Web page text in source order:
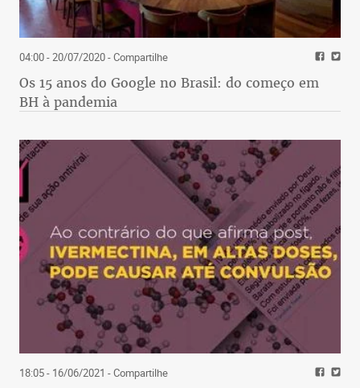
04:00 - 20/07/2020- Compartilhe
Os 15 anos do Google no Brasil: do começo em
BH à pandemia
18:05 - 16/06/2021 - Compartilhe